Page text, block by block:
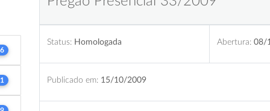
Status: Homologada Abertura: 08/
Publicado em: 15/10/2009